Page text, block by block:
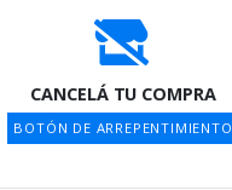
CANCELÁ TU COMPRA
BOTÓN DE ARREPENTIMIENTO